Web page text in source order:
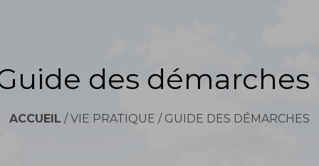
des démarches
ACCUEIL /VIE PRATIQUE / GUIDE DES DÉMARCHES